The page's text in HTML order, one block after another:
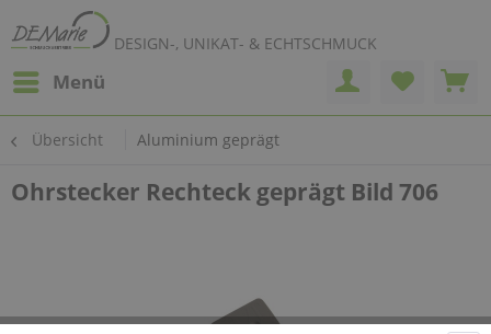
DESIGN-, UNIKAT- & ECHTSCHMUCK
Menü
Übersicht Aluminium geprägt
Ohrstecker Rechteck geprägt Bild 706